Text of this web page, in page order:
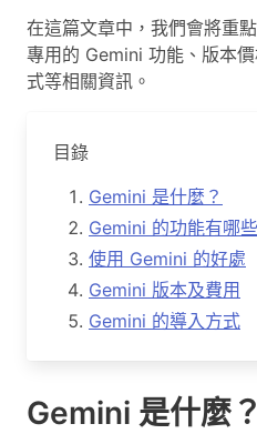
在這篇文章中，我們會將重
專用的 Gemini 功能、版本
式等相關資訊。
目錄
Gemini 是什麼？
Gemini 的功能有哪
使用 Gemini 的好處
Gemini 版本及費用
Gemini 的導入方式
Gemini 是什麼？